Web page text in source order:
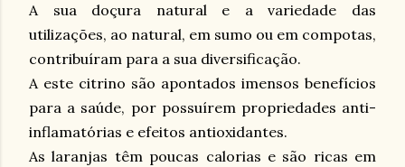
A sua doçura natural e a variedade das
utilizações, ao natural, em sumo ou em compotas,
contribuíram para a sua diversificação.
A este citrino são apontados imensos benefícios
para a saúde, por possuírem propriedades anti-
inflamatórias e efeitos antioxidantes.
As laranjas têm poucas calorias e são ricas em